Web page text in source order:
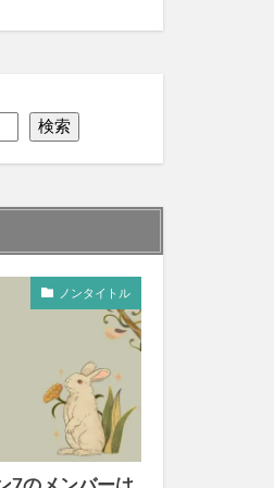
検索
ノンタイトル